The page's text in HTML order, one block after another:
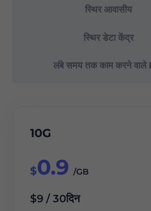
स्थिर आवासीय
स्थिर डेटा केंद्र
लंबे समय तक काम करने वाले
10G
$0.9 /GB
$9 / 30दिन